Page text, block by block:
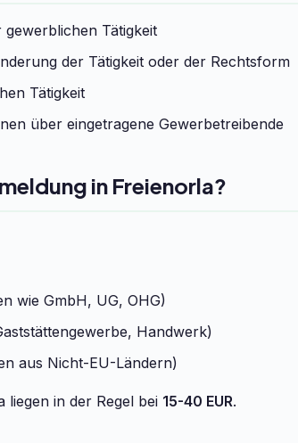
gewerblichen Tätigkeit
der Tätigkeit oder der Rechtsform
Tätigkeit
über eingetragene Gewerbetreibende
in Freienorla?
wie GmbH, UG, OHG)
Handwerk)
aus Nicht-EU-Ländern)
liegen in der Regel bei 15-40 EUR.